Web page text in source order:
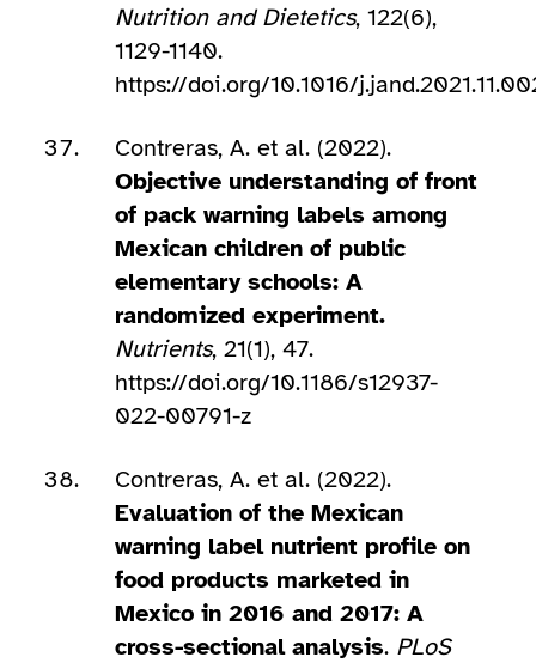
Nutrition and Dietetics, 122(6),
1129-1140.
https://doi.org/10.1016/
Contreras, A. et al. (2022).
Objective understanding of front
of pack warning labels among
Mexican children of public
elementary schools: A
randomized experiment.
Nutrients, 21(1), 47.
https://doi.org/10.1186/s12937-
022-00791-z
Contreras, A. et al. (2022).
Evaluation of the Mexican
warning label nutrient profile on
food products marketed in
Mexico in 2016 and 2017: A
cross-sectional analysis. PLoS